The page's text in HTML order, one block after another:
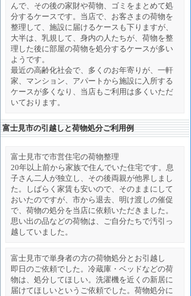
んで、その後の家財や荷物、ゴミをまとめて処
分するケースです。当店で、お客さまの荷物を
整理して、施設に届けるケースも下りますが、
大半は、乳規して、身内の人たちが、荷物を整
理した後に部屋の荷物を処分するケースが多い
ようです。
最近の高齢化社会で、多くのお年寄りが、一軒
家、マンション、アパートから施設に入所する
ケースが多くなり、当店もご利用は多くいただ
いております。
富士見市の引越しと荷物処分ご利用例
富士見市で市営住宅の荷物整理
20年以上前から家族で住んでいた住宅です。息
子さん二人が独立し、その後両親が他界しまし
た。しばらく家賃も安いので、そのままにして
おいたのですが、市から退去、明け渡しの催促
で、荷物の処分を当店に依頼いただきました。
思い出の品などの荷物は、ご自分たちで汚引っ
越していました。
富士見市で単身者の方の荷物処分とお引越し
即日のご依頼でした。冷蔵庫・ベッドなどの荷
物は、処分してほしい。洗濯機を近くの新居に
届けてほしいというご依頼でした。荷物処分に